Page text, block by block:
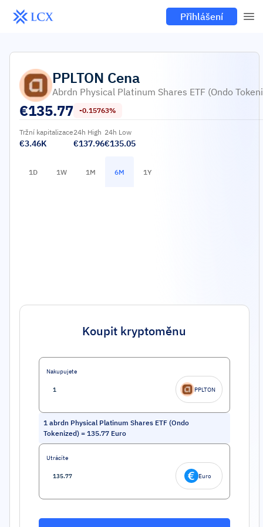
Přihlášení
PPLTON Cena
Abrdn Physical Platinum Shares ETF (Ondo
€135.77 -0.15763%
Tržní kapitalizace
€3.46K
24h High
€137.96
24h Low
€135.05
1D 1W 1M 6M 1Y
Koupit kryptoměnu
Nakupujete
PPLTON
1 abrdn Physical Platinum Shares ETF (Ondo
Tokenized) = 135.77 Euro
Utrácíte
Euro